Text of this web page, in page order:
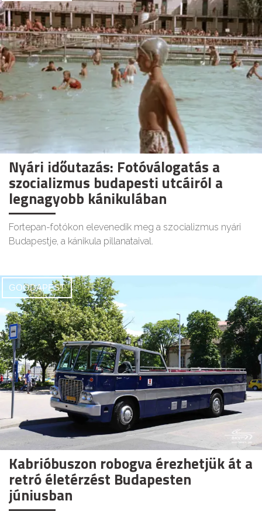
Nyári időutazás: Fotóválogatás a
szocializmus budapesti utcáiról a
legnagyobb kánikulában
Fortepan-fotókon elevenedik meg a szocializmus nyári
Budapestje, a kánikula pillanataival.
GOODAPEST
Kabrióbuszon robogva érezhetjük át a
retró életérzést Budapesten
júniusban